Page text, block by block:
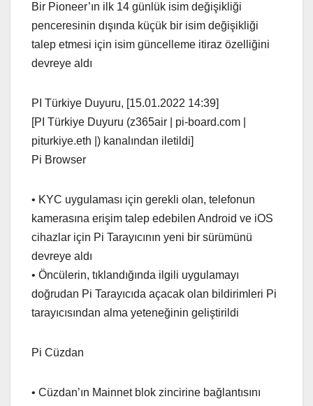
Bir Pioneer’ın ilk 14 günlük isim değişikliği
penceresinin dışında küçük bir isim değişikliği
talep etmesi için isim güncelleme itiraz özelliğini
devreye aldı
PI Türkiye Duyuru, [15.01.2022 14:39]
[PI Türkiye Duyuru (z365air | pi-board.com |
piturkiye.eth |) kanalından iletildi]
Pi Browser
• KYC uygulaması için gerekli olan, telefonun
kamerasına erişim talep edebilen Android ve iOS
cihazlar için Pi Tarayıcının yeni bir sürümünü
devreye aldı
• Öncülerin, tıklandığında ilgili uygulamayı
doğrudan Pi Tarayıcıda açacak olan bildirimleri Pi
tarayıcısından alma yeteneğinin geliştirildi
Pi Cüzdan
• Cüzdan’ın Mainnet blok zincirine bağlantısını